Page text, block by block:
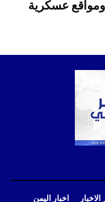
عسكرية
الاخبار
اخبار اليمن